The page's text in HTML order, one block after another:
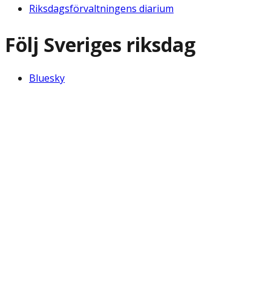
Riksdagsförvaltningens diarium
Följ Sveriges riksdag
Bluesky